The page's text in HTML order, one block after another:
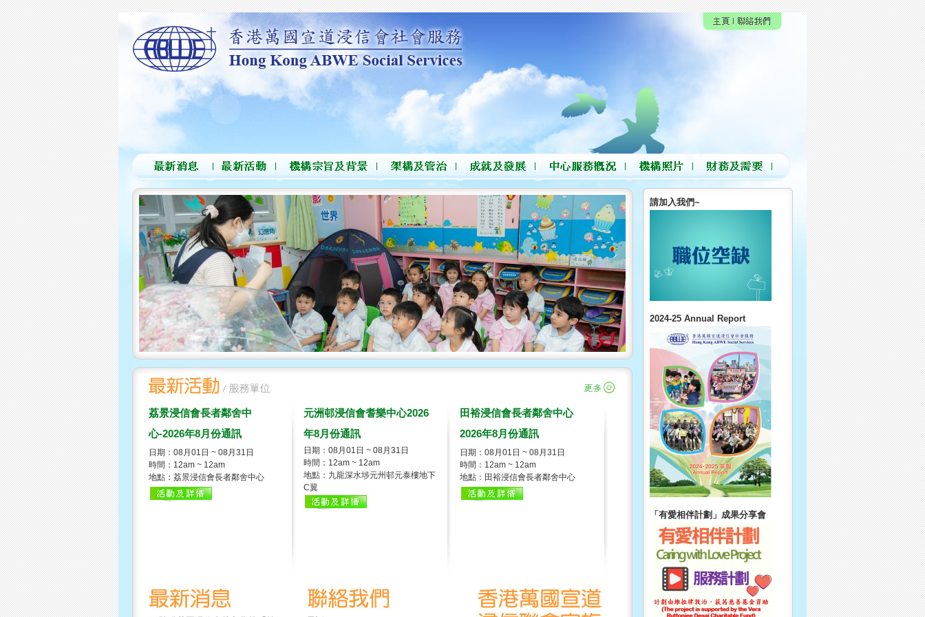
荔景浸信會長者鄰舍中
心-2026年8月份通訊
日期：08月01日 ~ 08月31日
時間：12am ~ 12am
地點：荔景浸信會長者鄰舍中心
元洲邨浸信會耆樂中心2026
年8月份通訊
日期：08月01日 ~ 08月31日
時間：12am ~ 12am
地點：九龍深水埗元州邨元泰樓地下
C翼
田裕浸信會長者鄰舍中心
2026年8月份通訊
日期：08月01日 ~ 08月31日
時間：12am ~ 12am
地點：田裕浸信會長者鄰舍中心
請加入我們~
2024-25 Annual Report
「有愛相伴計劃」成果分享會